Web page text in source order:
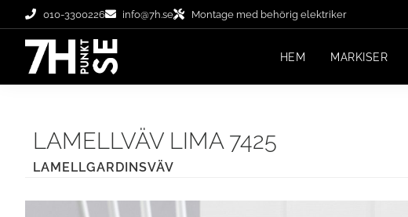
010-3300226 info@7h.se Montage med behörig elektriker
HEM MARKISER
LAMELLVÄV LIMA 7425
LAMELLGARDINSVÄV